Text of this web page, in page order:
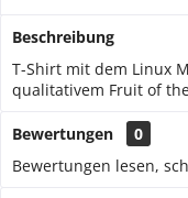
Beschreibung
T-Shirt mit dem Linux
qualitativem Fruit of
Bewertungen
0
Bewertungen lesen,